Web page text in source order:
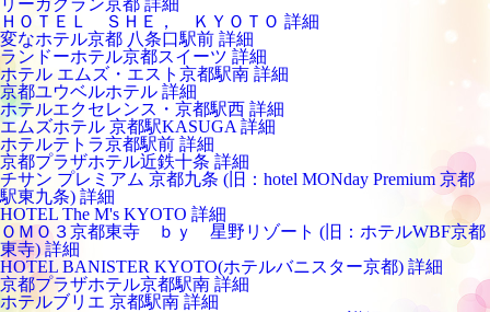
リーガグラン京都 詳細
ＨＯＴＥＬ ＳＨＥ， ＫＹＯＴＯ 詳細
変なホテル京都 八条口駅前 詳細
ランドーホテル京都スイーツ 詳細
ホテル エムズ・エスト京都駅南 詳細
京都ユウベルホテル 詳細
ホテルエクセレンス・京都駅西 詳細
エムズホテル 京都駅KASUGA 詳細
ホテルテトラ京都駅前 詳細
京都プラザホテル近鉄十条 詳細
チサン プレミアム 京都九条 (旧：hotel MONday Premium 京都
駅東九条) 詳細
HOTEL The M's KYOTO 詳細
ＯＭＯ３京都東寺 ｂｙ 星野リゾート (旧：ホテルWBF京都
東寺) 詳細
HOTEL BANISTER KYOTO(ホテルバニスター京都) 詳細
京都プラザホテル京都駅南 詳細
ホテルブリエ 京都駅南 詳細